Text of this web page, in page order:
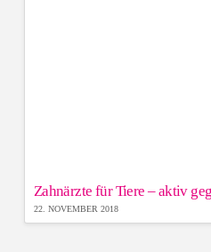
Zahnärzte für Tiere – aktiv
22. NOVEMBER 2018